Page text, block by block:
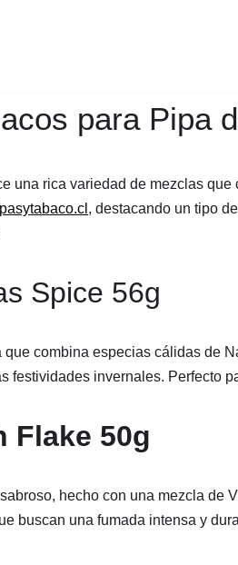
para Pipa
una rica variedad de mezclas
, destacando un tipo
Spice 56g
que combina especias cálidas de
festividades invernales. Perfecto
Flake 50g
hecho con una mezcla de
buscan una fumada intensa y